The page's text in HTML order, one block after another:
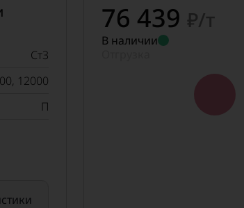
Ст3
12000
П
76 439 ₽/т
В наличии